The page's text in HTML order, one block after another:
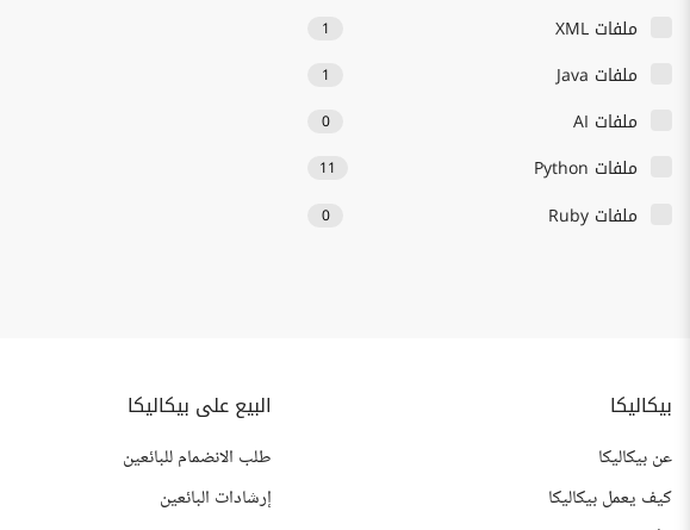
ملفات XML 1
ملفات Java 1
ملفات AI 0
ملفات Python 11
ملفات Ruby 0
بيكاليكا
عن بيكاليكا
كيف يعمل بيكاليكا
البيع على بيكاليكا
طلب الانضمام للبائعين
إرشادات البائعين